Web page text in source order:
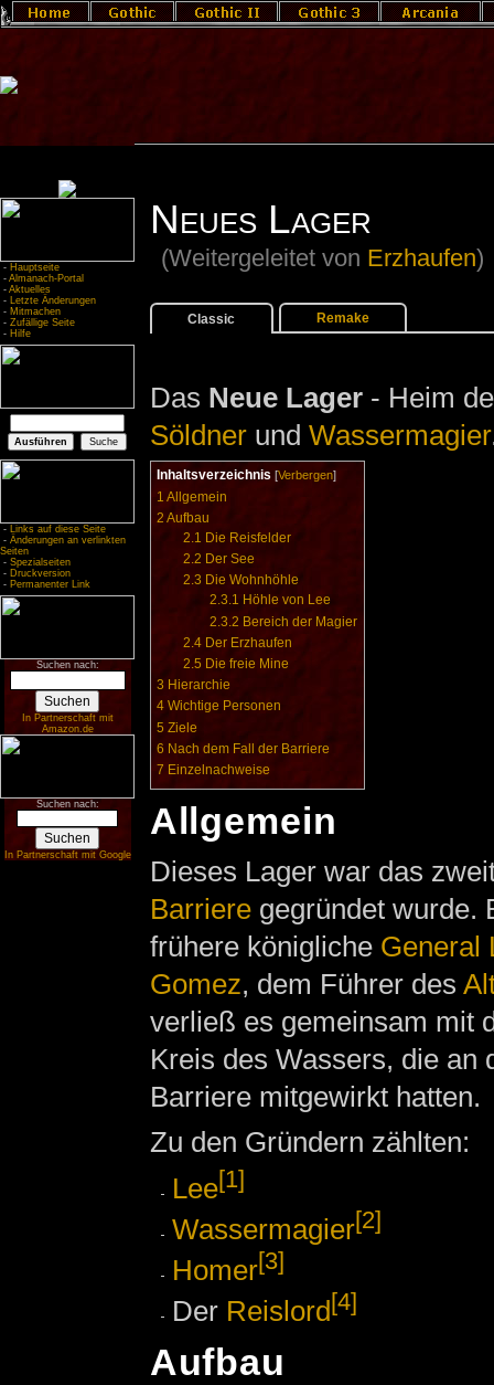
- Hauptseite
- Almanach-Portal
- Aktuelles
- Letzte Änderungen
- Mitmachen
- Zufällige Seite
- Hilfe
- Links auf diese Seite
- Änderungen an verlinkten
Seiten
- Spezialseiten
- Druckversion
- Permanenter Link
Suchen nach:
In Partnerschaft mit
Amazon.de
Suchen nach:
In Partnerschaft mit Google
Neues Lager
(Weitergeleitet von Erzhaufen)
Classic Remake
Das Neue Lager- Heim
Söldnerund Wassermagier
Inhaltsverzeichnis [Verbergen]
1 Allgemein
2 Aufbau
2.1 Die Reisfelder
2.2 Der See
2.3 Die Wohnhöhle
2.3.1 Höhle von Lee
2.3.2 Bereich der Magier
2.4 Der Erzhaufen
2.5 Die freie Mine
3 Hierarchie
4 Wichtige Personen
5 Ziele
6 Nach dem Fall der Barriere
7 Einzelnachweise
Allgemein
Dieses Lager war das
Barrieregegründet wurde.
frühere königliche General
Gomez, dem Führer des
verließ es gemeinsam mit
Kreis des Wassers, die an
Barriere mitgewirkt hatten.
Zu den Gründern zählten:
Lee[1]
Wassermagier[2]
Homer[3]
Der Reislord[4]
Aufbau